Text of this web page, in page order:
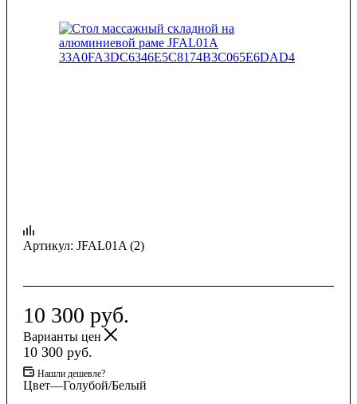
Артикул: JFAL01A (2)
10 300 руб.
Варианты цен
10 300 руб.
Нашли дешевле?
Цвет—Голубой/Белый